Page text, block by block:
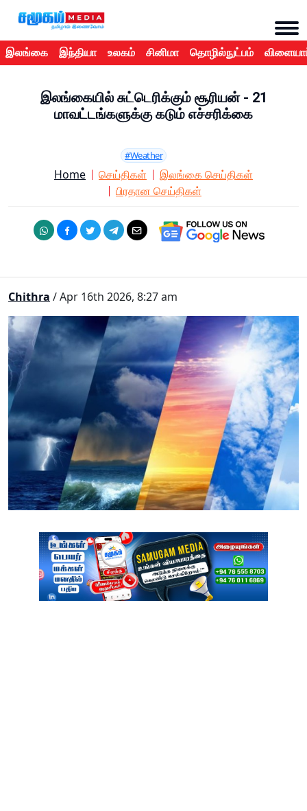
இலங்கை இந்தியா உலகம் சினிமா தொழில்நுட்பம்
இலங்கையில் சுட்டெரிக்கும் சூரியன் - 21
மாவட்டங்களுக்கு கடும் எச்சரிக்கை
#Weather
Home செய்திகள்
இலங்கை செய்திகள்
பிரதான செய்திகள்
Chithra / Apr 16th 2026, 8:27 am